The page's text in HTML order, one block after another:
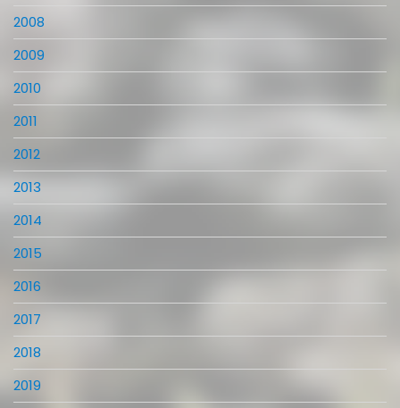
2008
2009
2010
2011
2012
2013
2014
2015
2016
2017
2018
2019